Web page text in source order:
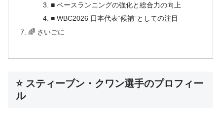
■ ベースランニングの強化と総合力の向上
■ WBC2026 日本代表“候補”としての注目
🌈 さいごに
⭐ スティーブン・クワン選手のプロフィー
ル